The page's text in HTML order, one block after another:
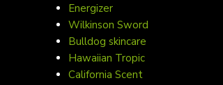
Energizer
Wilkinson Sword
Bulldog skincare
Hawaiian Tropic
California Scent